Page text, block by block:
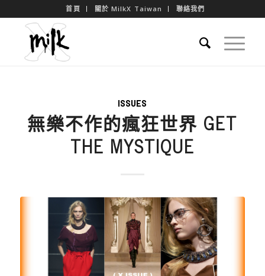
首頁 關於 MilkX Taiwan 聯絡我們
ISSUES
無樂不作的瘋狂世界 GET
THE MYSTIQUE